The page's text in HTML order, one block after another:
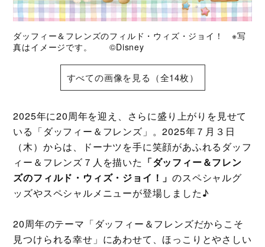
ダッフィー＆フレンズのフィルド・ウィズ・ジョイ！ ※写
真はイメージです。 ©Disney
すべての画像を見る（全14枚）
2025年に20周年を迎え、さらに盛り上がりを見せて
いる「ダッフィー＆フレンズ」。2025年７月３日
（木）からは、ドーナツを手に笑顔があふれるダッフ
ィー＆フレンズ７人を描いた 「ダッフィー＆フレン
ズのフィルド・ウィズ・ジョイ！」のスペシャルグ
ッズやスペシャルメニューが登場しました♪
20周年のテーマ「ダッフィー＆フレンズだからこそ
見つけられる幸せ」にあわせて、ほっこりとやさしい